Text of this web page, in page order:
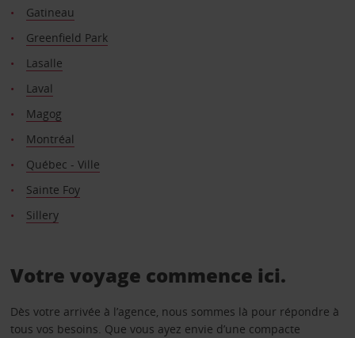
Gatineau
Greenfield Park
Lasalle
Laval
Magog
Montréal
Québec - Ville
Sainte Foy
Sillery
Votre voyage commence ici.
Dès votre arrivée à l’agence, nous sommes là pour répondre à
tous vos besoins. Que vous ayez envie d’une compacte